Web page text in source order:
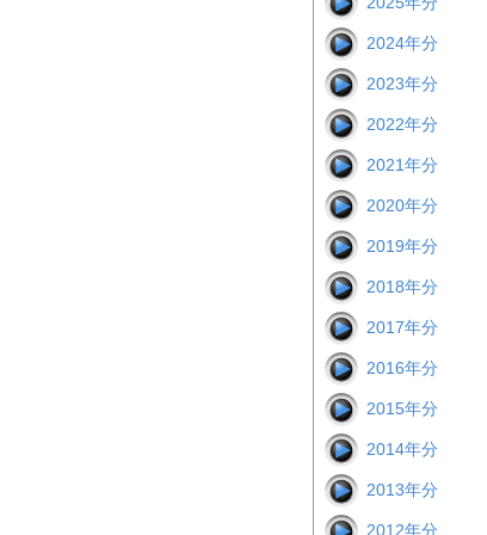
2024年分
2023年分
2022年分
2021年分
2020年分
2019年分
2018年分
2017年分
2016年分
2015年分
2014年分
2013年分
2012年分